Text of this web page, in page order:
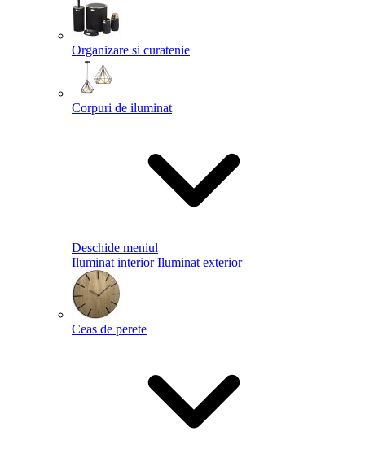
Organizare si curatenie
Corpuri de iluminat
Deschide meniul
Iluminat interior Iluminat exterior
Ceas de perete